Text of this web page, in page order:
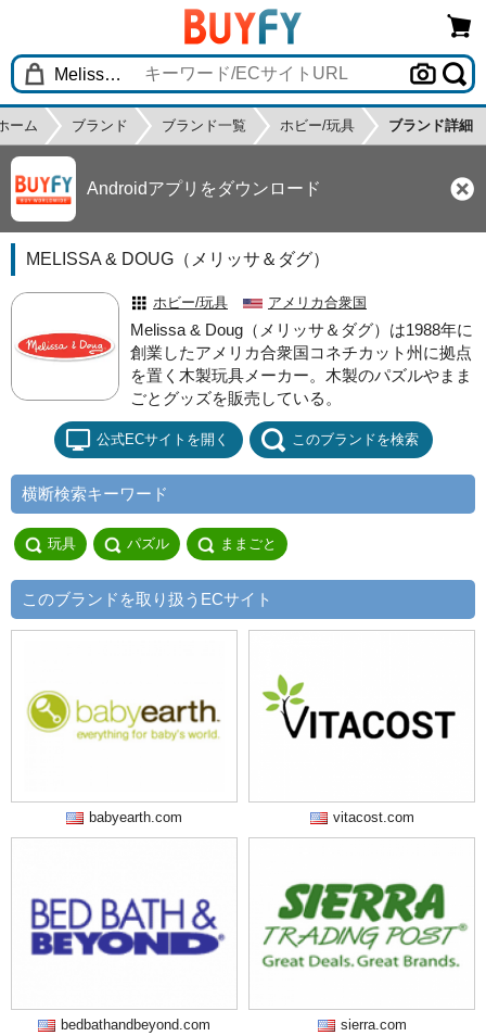
ーム ブランド ブランド一覧 ホビー/玩具 ブランド詳細
Androidアプリをダウンロード
MELISSA & DOUG（メリッサ＆ダグ）
ホビー/玩具 アメリカ合衆国
Melissa & Doug（メリッサ＆ダグ）は1988年に
創業したアメリカ合衆国コネチカット州に拠点
を置く木製玩具メーカー。木製のパズルやまま
ごとグッズを販売している。
公式ECサイトを開く このブランドを検索
横断検索キーワード
玩具 パズル ままごと
このブランドを取り扱うECサイト
babyearth.com vitacost.com
bedbathandbeyond.com sierra.com